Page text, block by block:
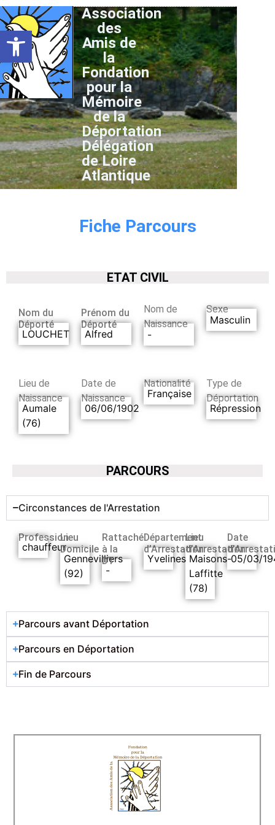
Ouvrir la barre d’outils
Association
des
Amis de
la
Fondation
pour la
Mémoire
de la
Déportation
Délégation
de Loire
Atlantique
Fiche Parcours
ETAT CIVIL
Nom du
Déporté
LOUCHET
Prénom du
Déporté
Alfred
Nom de
Naissance
-
Sexe
Masculin
Lieu de
Naissance
Aumale
(76)
Date de
Naissance
06/06/1902
Nationalité
Française
Type de
Déportation
Répression
PARCOURS
Circonstances de l'Arrestation
Profession
chauffeur
Lieu
Domicile
Gennevilliers
(92)
Rattaché
à la
DT
-
Département
d’Arrestation
Yvelines
Lieu
d’Arrestation
Maisons-
Laffitte
(78)
Date
05/03/
Parcours avant Déportation
Parcours en Déportation
Fin de Parcours